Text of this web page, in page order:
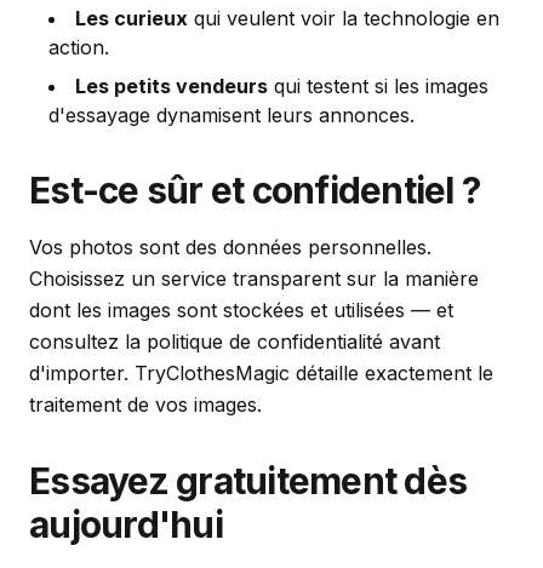
Les curieux qui veulent voir la technologie en
action.
Les petits vendeurs qui testent si les images
d'essayage dynamisent leurs annonces.
Est-ce sûr et confidentiel ?
Vos photos sont des données personnelles.
Choisissez un service transparent sur la manière
dont les images sont stockées et utilisées — et
consultez la politique de confidentialité avant
d'importer. TryClothesMagic détaille exactement le
traitement de vos images.
Essayez gratuitement dès
aujourd'hui